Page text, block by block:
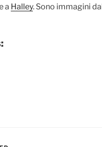
a Halley. Sono immagini